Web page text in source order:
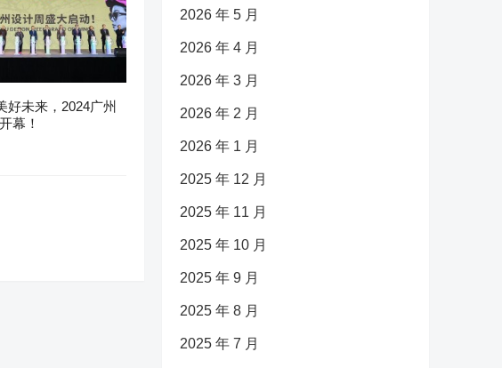
好未来，2024广州
幕！
2026 年 5 月
2026 年 4 月
2026 年 3 月
2026 年 2 月
2026 年 1 月
2025 年 12 月
2025 年 11 月
2025 年 10 月
2025 年 9 月
2025 年 8 月
2025 年 7 月